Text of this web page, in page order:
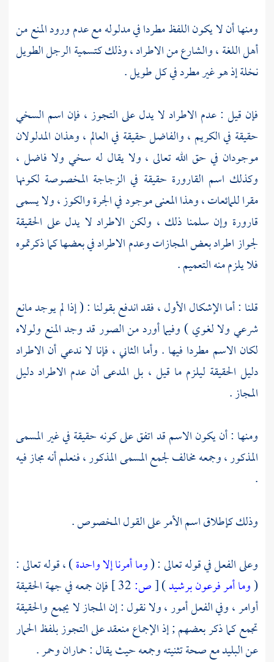
ومنها أن لا يكون اللفظ مطردا في مدلوله مع عدم ورود المنع من
أهل اللغة ، والشارع من الاطراد ، وذلك كتسمية الرجل الطويل
نخلة إذ هو غير مطرد في كل طويل .
فإن قيل : عدم الاطراد لا يدل على التجوز ، فإن اسم السخي
حقيقة في الكريم ، والفاضل حقيقة في العالم ، وهذان المدلولان
موجودان في حق الله تعالى ، ولا يقال له سخي ولا فاضل ،
وكذلك اسم القارورة حقيقة في الزجاجة المخصوصة لكونها
مقرا للمائعات ، وهذا المعنى موجود في الجرة والكوز ، ولا يسمى
قارورة وإن سلمنا ذلك ، ولكن الاطراد لا يدل على الحقيقة
لجواز اطراد بعض المجازات وعدم الاطراد في بعضها كما ذكرتموه
فلا يلزم منه التعميم .
قلنا : أما الإشكال الأول ، فقد اندفع بقولنا : ( إذا لم يوجد مانع
شرعي ولا لغوي ) وفيما أورد من الصور قد وجد المنع ولولاه
لكان الاسم مطردا فيها . وأما الثاني ، فإنا لا ندعي أن الاطراد
دليل الحقيقة ليلزم ما قيل ، بل المدعى أن عدم الاطراد دليل
المجاز .
ومنها : أن يكون الاسم قد اتفق على كونه حقيقة في غير المسمى
المذكور ، وجمعه مخالف لجمع المسمى المذكور ، فنعلم أنه مجاز فيه
.
وذلك كإطلاق اسم الأمر على القول المخصوص .
وعلى الفعل في قوله تعالى : (وما أمرنا إلا واحدة) ، قوله تعالى :
(وما أمر فرعون برشيد)
[ص:
فإن جمعه في جهة الحقيقة
أوامر ، وفي الفعل أمور ، ولا نقول : إن المجاز لا يجمع والحقيقة
تجمع كما ذكر بعضهم ; إذ الإجماع منعقد على التجوز بلفظ الحمار
عن البليد مع صحة تثنيته وجمعه حيث يقال : حماران وحمر .